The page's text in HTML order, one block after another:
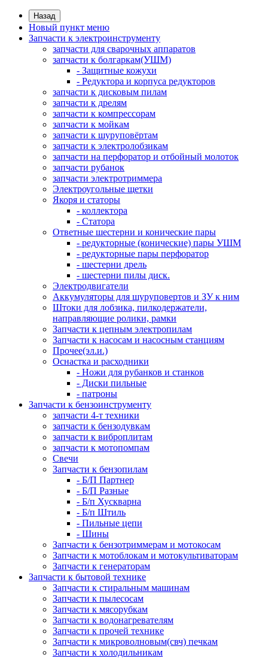
Назад
Новый пункт меню
Запчасти к электроинструменту
запчасти для сварочных аппаратов
запчасти к болгаркам(УШМ)
- Защитные кожухи
- Редуктора и корпуса редукторов
запчасти к дисковым пилам
запчасти к дрелям
запчасти к компрессорам
запчасти к мойкам
запчасти к шуруповёртам
запчасти к электролобзикам
запчасти на перфоратор и отбойный молоток
запчасти рубанок
запчасти электротриммера
Электроугольные щетки
Якоря и статоры
- коллектора
- Статора
Ответные шестерни и конические пары
- редукторные (конические) пары УШМ
- редукторные пары перфоратор
- шестерни дрель
- шестерни пилы диск.
Электродвигатели
Аккумуляторы для шуруповертов и ЗУ к ним
Штоки для лобзика, пилкодержатели,
направляющие ролики, рамки
Запчасти к цепным электропилам
Запчасти к насосам и насосным станциям
Прочее(эл.и.)
Оснастка и расходники
- Ножи для рубанков и станков
- Диски пильные
- патроны
Запчасти к бензоинструменту
запчасти 4-т техники
запчасти к бензодувкам
запчасти к виброплитам
запчасти к мотопомпам
Свечи
Запчасти к бензопилам
- Б/П Партнер
- Б/П Разные
- Б/п Хускварна
- Б/п Штиль
- Пильные цепи
- Шины
Запчасти к бензотриммерам и мотокосам
Запчасти к мотоблокам и мотокультиваторам
Запчасти к генераторам
Запчасти к бытовой технике
Запчасти к стиральным машинам
Запчасти к пылесосам
Запчасти к мясорубкам
Запчасти к водонагревателям
Запчасти к прочей технике
Запчасти к микроволновым(свч) печкам
Запчасти к холодильникам